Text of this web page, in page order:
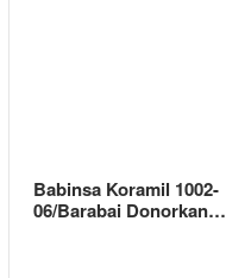
Babinsa Koramil 1002-
06/Barabai Donorkan…